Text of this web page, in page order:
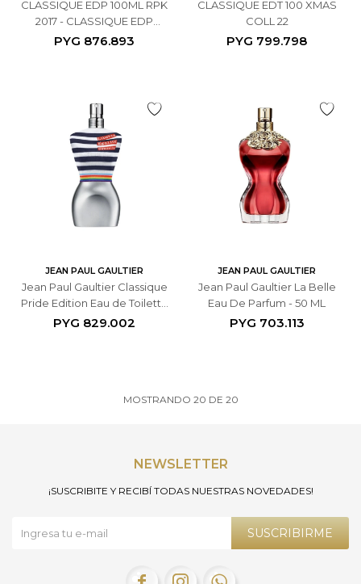
CLASSIQUE EDP 100ML RPK
2017 - CLASSIQUE EDP
100ML
PYG 876.893
CLASSIQUE EDT 100 XMAS
COLL 22
PYG 799.798
JEAN PAUL GAULTIER
Jean Paul Gaultier Classique
Pride Edition Eau de Toilette
- 100 ML
PYG 829.002
JEAN PAUL GAULTIER
Jean Paul Gaultier La Belle
Eau De Parfum - 50 ML
PYG 703.113
MOSTRANDO 20 DE 20
NEWSLETTER
¡SUSCRIBITE Y RECIBÍ TODAS NUESTRAS NOVEDADES!
SUSCRIBIRME